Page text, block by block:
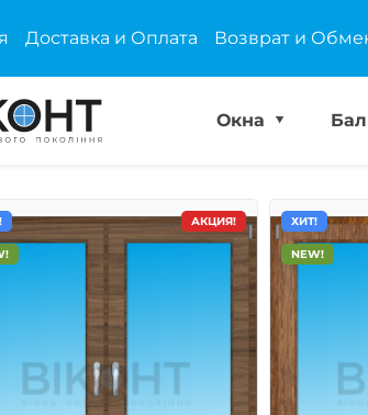
Доставка и Оплата Возврат и
Окна
АКЦИЯ! ХИТ!
NEW!